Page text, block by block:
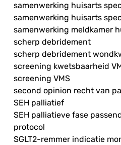
samenwerking huisarts
samenwerking huisarts
samenwerking meldkamer
scherp debridement
scherp debridement
screening kwetsbaarheid
screening VMS
second opinion recht van
SEH palliatief
SEH palliatieve fase
protocol
SGLT2-remmer indicatie